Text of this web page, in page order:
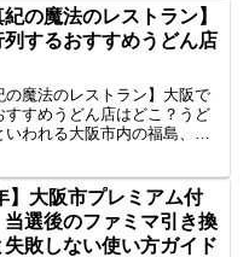
スマホ用のホルダー）、フロ
（目玉焼き器）、新しいレモ
を案内。
紀の魔法のレストラン】
列するおすすめうどん店
の魔法のレストラン】大阪で
すすめうどん店はどこ？うど
いわれる大阪市内の福島、本
敵情視察し、うどん店の同業
の視点で「悔しいけど”美味し
１杯」を激白する。
】大阪市プレミアム付
当選後のファミマ引き換
失敗しない使い方ガイド